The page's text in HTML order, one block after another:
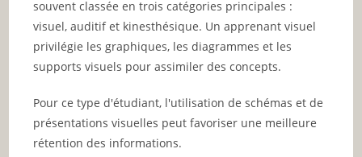
souvent classée en trois catégories principales :
visuel, auditif et kinesthésique. Un apprenant visuel
privilégie les graphiques, les diagrammes et les
supports visuels pour assimiler des concepts.
Pour ce type d'étudiant, l'utilisation de schémas et de
présentations visuelles peut favoriser une meilleure
rétention des informations.